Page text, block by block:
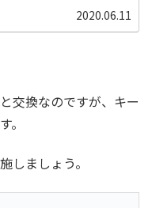
2020.06.11
交換なのですが、キー
。
しましょう。